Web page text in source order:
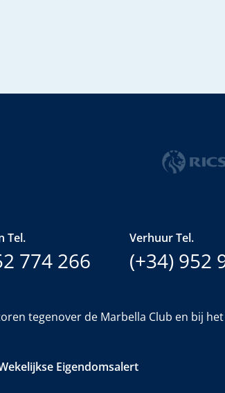
Tel.
774 266
Verhuur Tel.
(+34) 952
tegenover de Marbella Club en bij
Eigendomsalert